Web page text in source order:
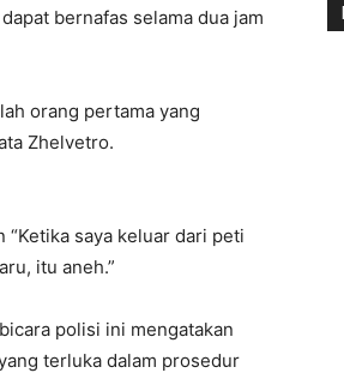
bernafas selama dua jam
orang pertama yang
Zhelvetro.
saya keluar dari peti
itu aneh.”
polisi ini mengatakan
terluka dalam prosedur